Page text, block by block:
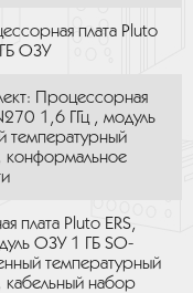
плата Pluto
ОЗУ
Процессорная
1,6 ГГц , модуль
температурный
конформальное
плата Pluto ERS,
ОЗУ 1 ГБ SO-
температурный
кабельный набор